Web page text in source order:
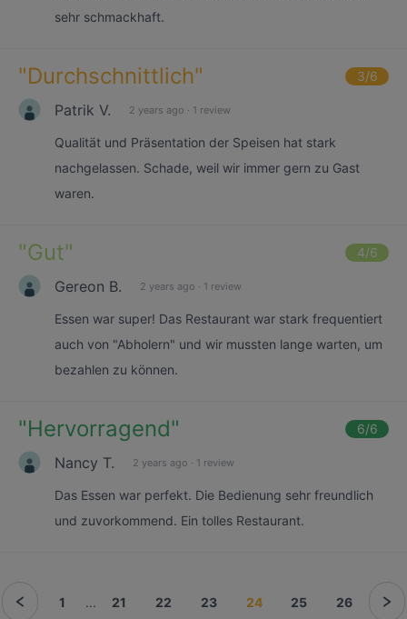
sehr schmackhaft.
"Durchschnittlich" 3/6
Patrik V. 2 years ago · 1 review
Qualität und Präsentation der Speisen hat stark
nachgelassen. Schade, weil wir immer gern zu Gast
waren.
"Gut" 4/6
Gereon B. 2 years ago · 1 review
Essen war super! Das Restaurant war stark frequentiert
auch von "Abholern" und wir mussten lange warten, um
bezahlen zu können.
"Hervorragend" 6/6
Nancy T. 2 years ago · 1 review
Das Essen war perfekt. Die Bedienung sehr freundlich
und zuvorkommend. Ein tolles Restaurant.
1 ... 21 22 23 24 25 26